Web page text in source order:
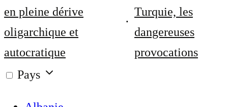
en pleine dérive
oligarchique et
autocratique
Turquie, les
dangereuses
provocations
Pays